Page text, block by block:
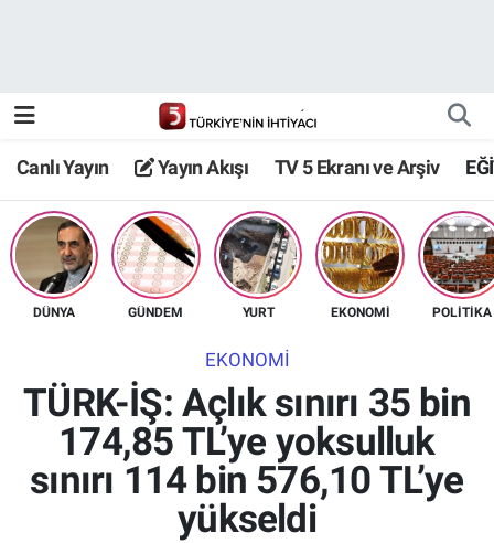
Canlı Yayın Yayın Akışı TV 5 Ekranı ve Arşiv
DÜNYA GÜNDEM YURT EKONOMİ POLİTİKA
EKONOMİ
TÜRK-İŞ: Açlık sınırı 35 bin
174,85 TL’ye yoksulluk
sınırı 114 bin 576,10 TL’ye
yükseldi
TV 5 Ekranı ve Arşiv